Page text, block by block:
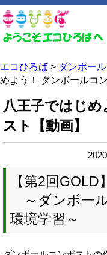
エコひろば > ダンボー
めよう！ ダンボールコ
八王子ではじ
スト【動画】
【第2回GOLD
～ダンボー
環境学習～